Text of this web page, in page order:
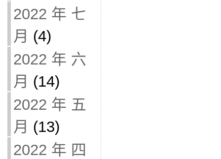
2022 年 七
月 (4)
2022 年 六
月 (14)
2022 年 五
月 (13)
2022 年 四